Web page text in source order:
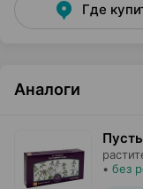
Где
Аналоги
• без